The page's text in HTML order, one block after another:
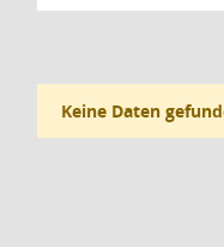
Keine Daten